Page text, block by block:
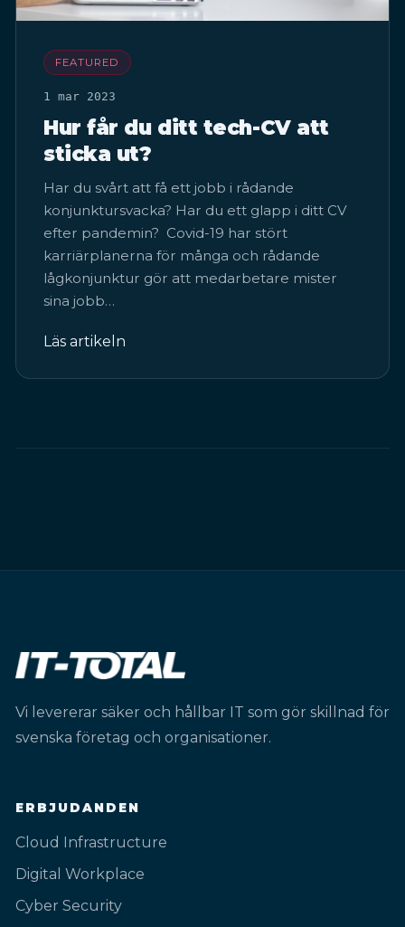
FEATURED
1 mar 2023
Hur får du ditt tech-CV att
sticka ut?
Har du svårt att få ett jobb i rådande
konjunktursvacka? Har du ett glapp i ditt CV
efter pandemin? Covid-19 har stört
karriärplanerna för många och rådande
lågkonjunktur gör att medarbetare mister
sina jobb…
Läs artikeln
Vi levererar säker och hållbar IT som gör skillnad för
svenska företag och organisationer.
ERBJUDANDEN
Cloud Infrastructure
Digital Workplace
Cyber Security